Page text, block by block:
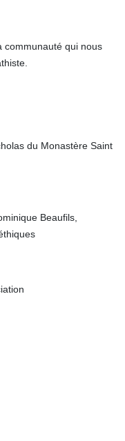
communauté qui nous
du Monastère Saint
Beaufils,